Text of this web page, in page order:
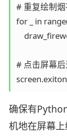
# 重复绘制
for _ in
# 点击屏幕后
确保有
机地在屏幕